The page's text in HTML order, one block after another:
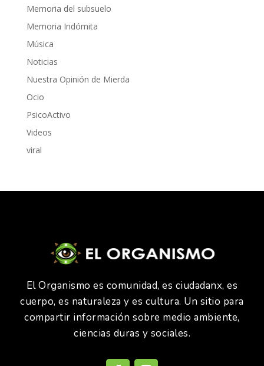
Memoria del subsuelo
Memoria Indómita
Música
Noticias
Nuestra Opinión de Mierda
Ocio
PsicoActivo
Videos
viral
El Organismo es comunidad, es ciudadanx, es
cuerpo, es naturaleza y es cultura. Un sitio para
compartir información sobre medio ambiente,
ciencias duras y sociales.